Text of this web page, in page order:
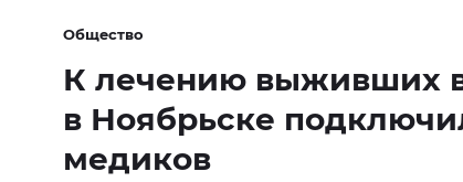
Общество
К лечению выживших в
в Ноябрьске
медиков